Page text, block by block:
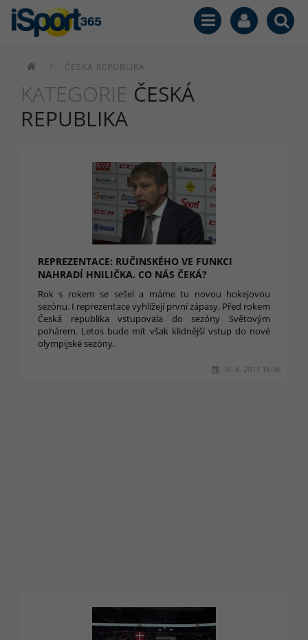
ČESKÁ REPUBLIKA
KATEGORIE ČESKÁ
REPUBLIKA
REPREZENTACE: RUČINSKÉHO VE FUNKCI
NAHRADÍ HNILIČKA. CO NÁS ČEKÁ?
Rok s rokem se sešel a máme tu novou hokejovou
sezónu. I reprezentace vyhlížejí první zápasy. Před rokem
Česká republika vstupovala do sezóny Světovým
pohárem. Letos bude mít však klidnější vstup do nové
olympijské sezóny.
16. 8. 2017 16:56